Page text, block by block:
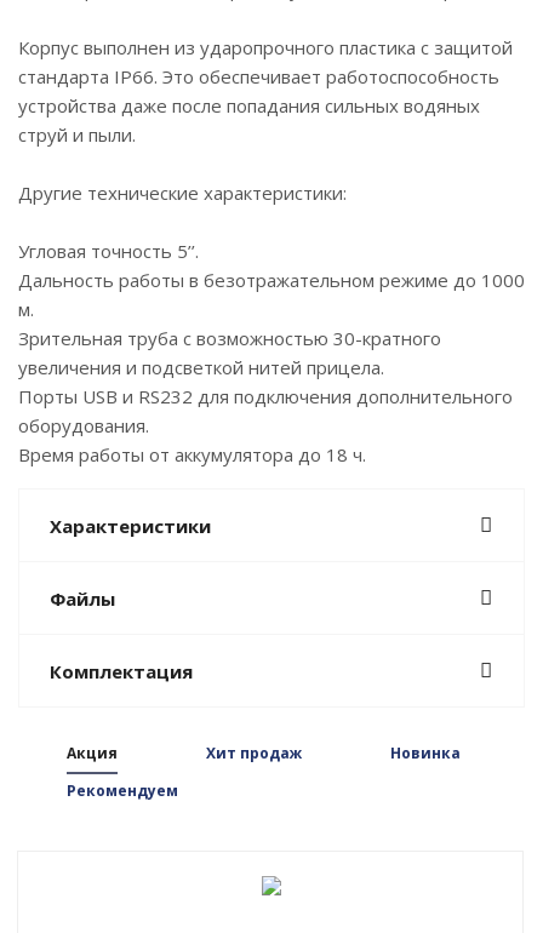
Корпус выполнен из ударопрочного пластика с защитой
стандарта IP66. Это обеспечивает работоспособность
устройства даже после попадания сильных водяных
струй и пыли.
Другие технические характеристики:
Угловая точность 5’’.
Дальность работы в безотражательном режиме до 1000
м.
Зрительная труба с возможностью 30-кратного
увеличения и подсветкой нитей прицела.
Порты USB и RS232 для подключения дополнительного
оборудования.
Время работы от аккумулятора до 18 ч.
Характеристики
Файлы
Комплектация
Акция Хит продаж
Новинка
Рекомендуем